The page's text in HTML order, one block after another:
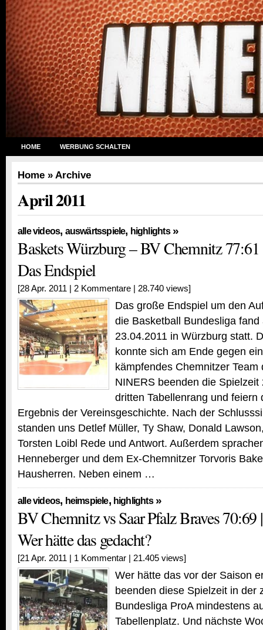
HOME WERBUNG SCHALTEN
Home » Archive
April 2011
alle videos, auswärtsspiele, highlights»
Baskets Würzburg – BV Chemnitz 77:61
Das Endspiel
[28 Apr. 2011 | 2 Kommentare | 28.740 views]
Das große Endspiel um den
die Basketball Bundesliga
23.04.2011 in Würzburg statt.
konnte sich am Ende gegen
kämpfendes Chemnitzer Team
NINERS beenden die Spielzeit
dritten Tabellenrang und feiern
Ergebnis der Vereinsgeschichte. Nach der
standen uns Detlef Müller, Ty Shaw, Donald
Torsten Loibl Rede und Antwort. Außerdem
Henneberger und dem Ex-Chemnitzer Torvoris
Hausherren. Neben einem …
alle videos, heimspiele, highlights»
BV Chemnitz vs Saar Pfalz Braves 70:69
Wer hätte das gedacht?
[21 Apr. 2011 | 1 Kommentar | 21.405 views]
Wer hätte das vor der Saison
beenden diese Spielzeit in der
Bundesliga ProA mindestens
Tabellenplatz. Und nächste